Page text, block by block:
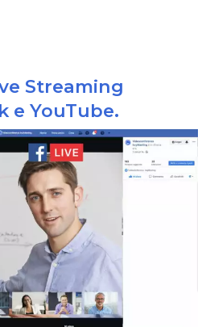
Streaming
e YouTube.